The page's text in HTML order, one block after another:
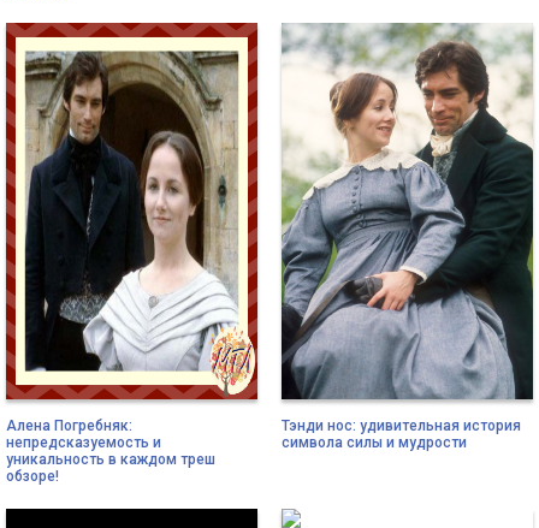
Алена Погребняк:
непредсказуемость и
уникальность в каждом треш
обзоре!
Тэнди нос: удивительная история
символа силы и мудрости